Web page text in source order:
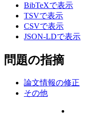
BibTeXで表示
TSVで表示
CSVで表示
JSON-LDで表示
問題の指摘
論文情報の修正
その他